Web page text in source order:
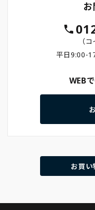
お
（
平日9:00-
WEB
お買い